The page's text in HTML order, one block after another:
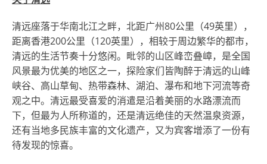
清远座落于华南北江之畔，北距广州80公里（49英里），
距离香港200公里（120英里），相较于周边繁华的都市，
清远的生活节奏十分悠闲。毗邻的山区峰峦叠嶂，是全国
风景最为优美的地区之一，探险家们皆陶醉于清远的山峰
峡谷、高山草甸、热带森林、湖泊、瀑布和地下河流等奇
观之中。清远最受喜爱的消遣是沿着美丽的水路漂流而
下，但最为人所称道的，还是清远绝佳的天然温泉资源，
还有当地多民族丰富的文化遗产，又为宾客增添了一份有
待发现的惊喜。